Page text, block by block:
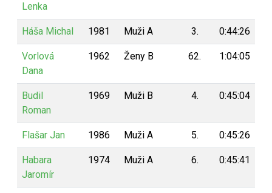
Lenka
Háša Michal 1981 Muži A 3. 0:44:26
Vorlová
Dana
1962 Ženy B 62. 1:04:05
Budil
Roman
1969 Muži B 4. 0:45:04
Flašar Jan 1986 Muži A 5. 0:45:26
Habara
Jaromír
1974 Muži A 6. 0:45:41